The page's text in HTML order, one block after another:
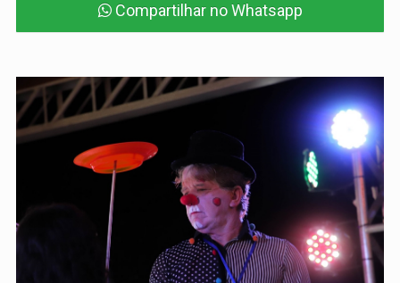
Compartilhar no Whatsapp